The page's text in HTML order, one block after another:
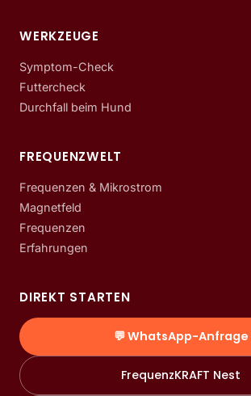
WERKZEUGE
Symptom-Check
Futtercheck
Durchfall beim Hund
FREQUENZWELT
Frequenzen & Mikrostrom
Magnetfeld
Frequenzen
Erfahrungen
DIREKT STARTEN
💬 WhatsApp-Anfrage
FrequenzKRAFT Nest